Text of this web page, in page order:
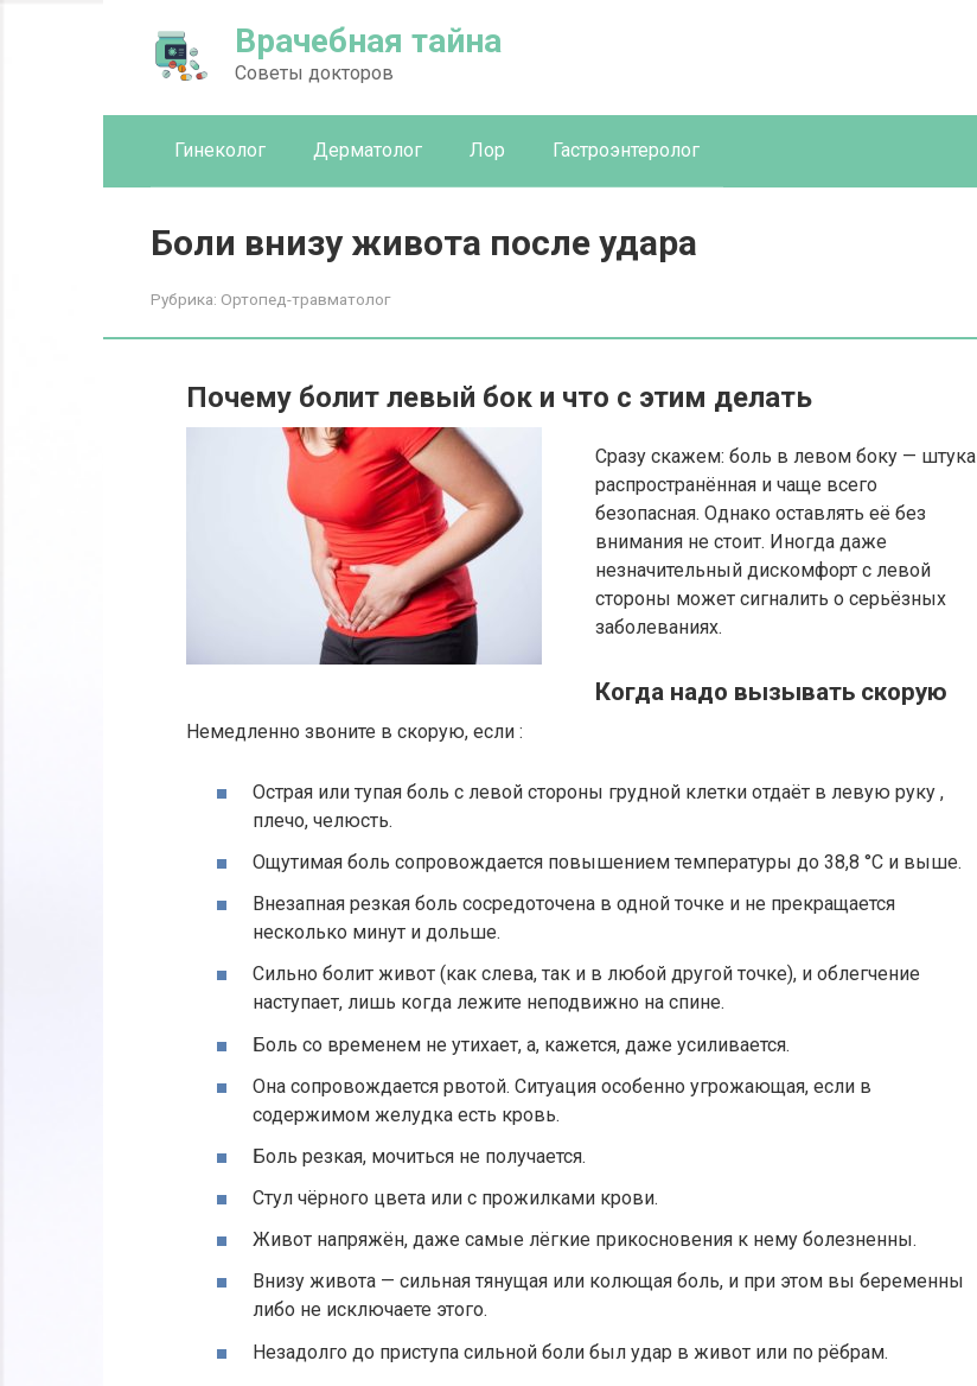
Врачебная тайна
Советы докторов
Гинеколог Дерматолог Лор Гастроэнтеролог
Боли внизу живота после удара
Рубрика: Ортопед-травматолог
Почему болит левый бок и что с этим делать
Сразу скажем: боль в левом боку — штука
распространённая и чаще всего
безопасная. Однако оставлять её без
внимания не стоит. Иногда даже
незначительный дискомфорт с левой
стороны может сигналить о серьёзных
заболеваниях.
Когда надо вызывать скорую
Немедленно звоните в скорую, если :
Острая или тупая боль с левой стороны грудной клетки отдаёт в левую руку ,
плечо, челюсть.
Ощутимая боль сопровождается повышением температуры до 38,8 °С и выше.
Внезапная резкая боль сосредоточена в одной точке и не прекращается
несколько минут и дольше.
Сильно болит живот (как слева, так и в любой другой точке), и облегчение
наступает, лишь когда лежите неподвижно на спине.
Боль со временем не утихает, а, кажется, даже усиливается.
Она сопровождается рвотой. Ситуация особенно угрожающая, если в
содержимом желудка есть кровь.
Боль резкая, мочиться не получается.
Стул чёрного цвета или с прожилками крови.
Живот напряжён, даже самые лёгкие прикосновения к нему болезненны.
Внизу живота — сильная тянущая или колющая боль, и при этом вы беременны
либо не исключаете этого.
Незадолго до приступа сильной боли был удар в живот или по рёбрам.